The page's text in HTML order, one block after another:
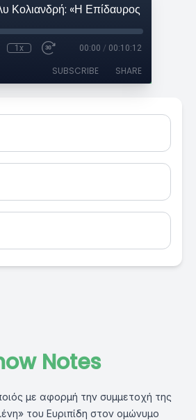
1x 00:00 / 00:10:12
SUBSCRIBE SHARE
Notes
με αφορμή την συμμετοχή της
του Ευριπίδη στον ομώνυμο